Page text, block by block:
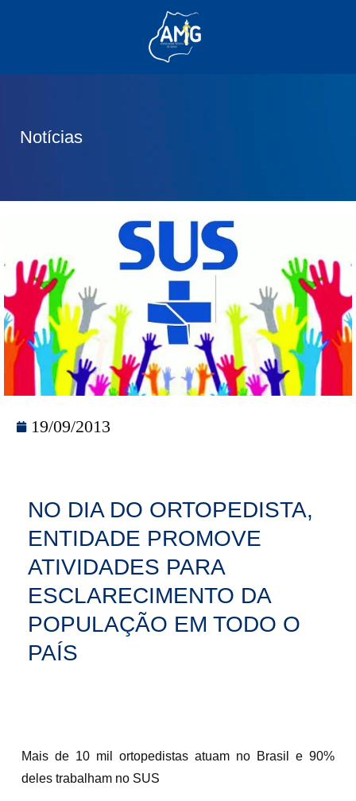
Notícias
19/09/2013
NO DIA DO ORTOPEDISTA,
ENTIDADE PROMOVE
ATIVIDADES PARA
ESCLARECIMENTO DA
POPULAÇÃO EM TODO O
PAÍS
Mais de 10 mil ortopedistas atuam no Brasil e 90%
deles trabalham no SUS